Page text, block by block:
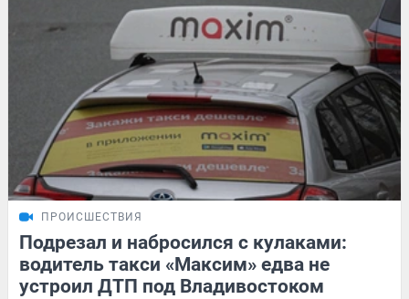
ПРОИСШЕСТВИЯ
Подрезал и набросился с кулаками:
водитель такси «Максим» едва не
устроил ДТП под Владивостоком